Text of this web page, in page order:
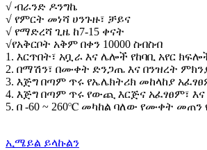
√ ብራንድ ዶንግኬ
√ የምርት መነሻ ሀንጉዙ፣ ቻይና
√ የማድረሻ ጊዜ ከ7-15 ቀናት
√የአቅርቦት አቅም በቀን 10000 ስብስብ
1. እርጥበት፣ አቧራ እና ሌሎች የከባቢ አየር
2. በማሽን፣ በሙቀት ድንጋጤ እና በንዝረት
3. እጅግ በጣም ጥሩ የኤሌክትሪክ መከላከያ
4. እጅግ በጣም ጥሩ የውጪ እርጅና አፈፃፀም፣
5. በ -60 ~ 260℃ መካከል ባለው የሙቀት
ኢሜይል ይላኩልን